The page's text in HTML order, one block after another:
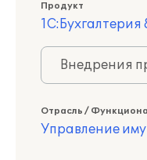
Продукт
1С:Бухгалтерия
Внедрения
Отрасль /
Управление